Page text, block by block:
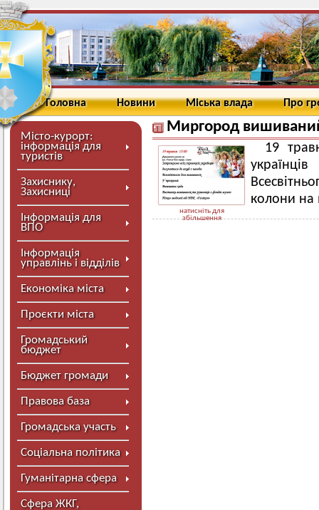
Головна Новини Міська влада Про
Місто-курорт:
інформація для
туристів
Захиснику,
Захисниці
Інформація для
ВПО
Інформація
управлінь і відділів
Економіка міста
Проєкти міста
Громадський
бюджет
Бюджет громади
Правова база
Громадська участь
Соціальна політика
Гуманітарна сфера
Сфера ЖКГ,
Миргород
натисніть для
збільшення
19
колони на